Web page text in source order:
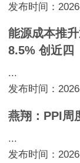
发布时间：
能源成本推
8.5% 创近四
...
发布时间：
燕翔：PPI
...
发布时间：